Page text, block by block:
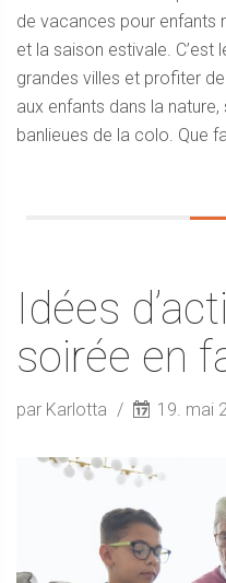
de vacances pour enfants
et la saison estivale.
grandes villes et profiter
aux enfants dans la
banlieues de la colo. Que
Idées
soirée en
par Karlotta 19. mai